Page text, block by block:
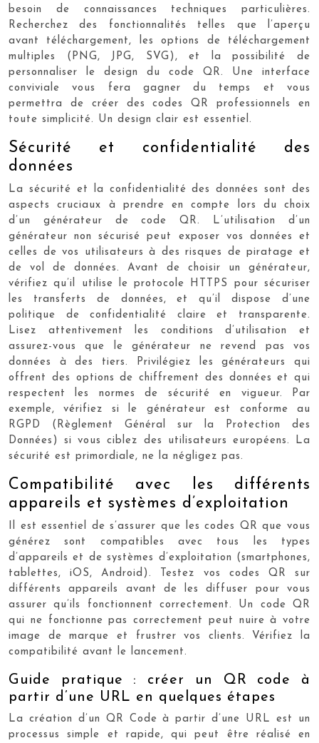
besoin de connaissances techniques particulières.
Recherchez des fonctionnalités telles que l’aperçu
avant téléchargement, les options de téléchargement
multiples (PNG, JPG, SVG), et la possibilité de
personnaliser le design du code QR. Une interface
conviviale vous fera gagner du temps et vous
permettra de créer des codes QR professionnels en
toute simplicité. Un design clair est essentiel.
Sécurité et confidentialité des
données
La sécurité et la confidentialité des données sont des
aspects cruciaux à prendre en compte lors du choix
d’un générateur de code QR. L’utilisation d’un
générateur non sécurisé peut exposer vos données et
celles de vos utilisateurs à des risques de piratage et
de vol de données. Avant de choisir un générateur,
vérifiez qu’il utilise le protocole HTTPS pour sécuriser
les transferts de données, et qu’il dispose d’une
politique de confidentialité claire et transparente.
Lisez attentivement les conditions d’utilisation et
assurez-vous que le générateur ne revend pas vos
données à des tiers. Privilégiez les générateurs qui
offrent des options de chiffrement des données et qui
respectent les normes de sécurité en vigueur. Par
exemple, vérifiez si le générateur est conforme au
RGPD (Règlement Général sur la Protection des
Données) si vous ciblez des utilisateurs européens. La
sécurité est primordiale, ne la négligez pas.
Compatibilité avec les différents
appareils et systèmes d’exploitation
Il est essentiel de s’assurer que les codes QR que vous
générez sont compatibles avec tous les types
d’appareils et de systèmes d’exploitation (smartphones,
tablettes, iOS, Android). Testez vos codes QR sur
différents appareils avant de les diffuser pour vous
assurer qu’ils fonctionnent correctement. Un code QR
qui ne fonctionne pas correctement peut nuire à votre
image de marque et frustrer vos clients. Vérifiez la
compatibilité avant le lancement.
Guide pratique : créer un QR code à
partir d’une URL en quelques étapes
La création d’un QR Code à partir d’une URL est un
processus simple et rapide, qui peut être réalisé en